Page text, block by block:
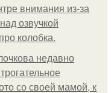
внимания из-за
озвучкой
колобка.
недавно
со своей мамой, к